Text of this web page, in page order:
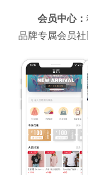
会员中心：
品牌专属会员